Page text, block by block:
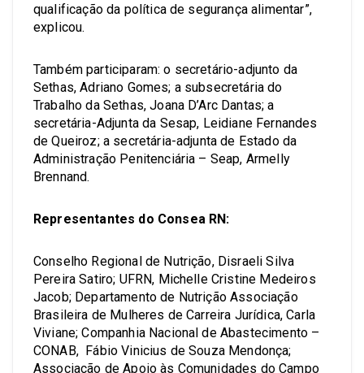
qualificação da política de segurança alimentar”,
explicou.
Também participaram: o secretário-adjunto da
Sethas, Adriano Gomes; a subsecretária do
Trabalho da Sethas, Joana D’Arc Dantas; a
secretária-Adjunta da Sesap, Leidiane Fernandes
de Queiroz; a secretária-adjunta de Estado da
Administração Penitenciária – Seap, Armelly
Brennand.
Representantes do Consea RN:
Conselho Regional de Nutrição, Disraeli Silva
Pereira Satiro; UFRN, Michelle Cristine Medeiros
Jacob; Departamento de Nutrição Associação
Brasileira de Mulheres de Carreira Jurídica, Carla
Viviane; Companhia Nacional de Abastecimento –
CONAB, Fábio Vinicius de Souza Mendonça;
Associação de Apoio às Comunidades do Campo